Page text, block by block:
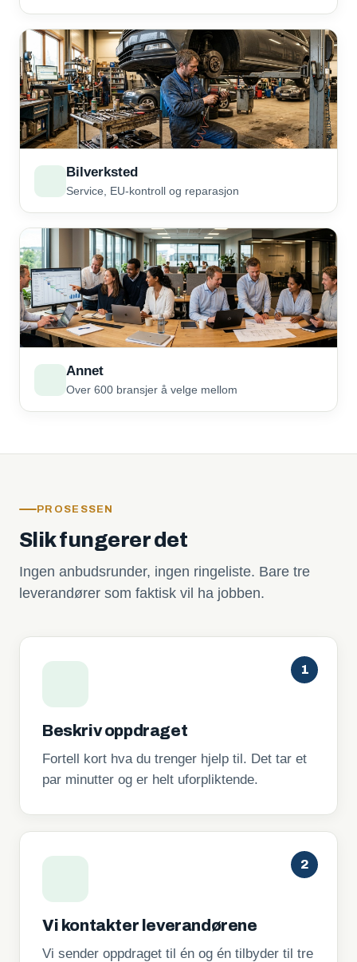
Bilverksted
Service, EU-kontroll og reparasjon
Annet
Over 600 bransjer å velge mellom
PROSESSEN
Slik fungerer det
Ingen anbudsrunder, ingen ringeliste. Bare tre
leverandører som faktisk vil ha jobben.
1
Beskriv oppdraget
Fortell kort hva du trenger hjelp til. Det tar et
par minutter og er helt uforpliktende.
2
Vi kontakter leverandørene
Vi sender oppdraget til én og én tilbyder til tre